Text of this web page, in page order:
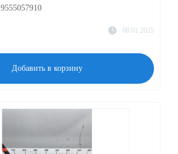
9555057910
08.01.2025
Добавить в корзину